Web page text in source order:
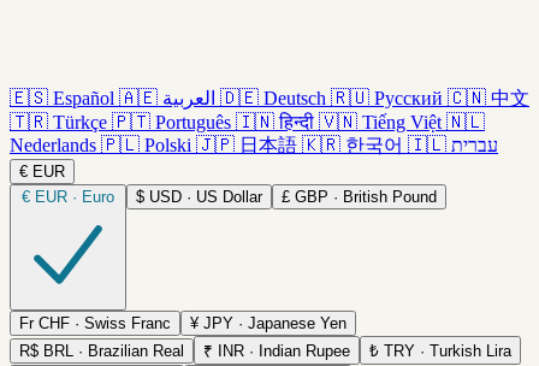
🇪🇸 Español 🇦🇪 العربية 🇩🇪 Deutsch 🇷🇺 Русский 🇨🇳 中文
🇹🇷 Türkçe 🇵🇹 Português 🇮🇳 हिन्दी 🇻🇳 Tiếng Việt 🇳🇱
Nederlands 🇵🇱 Polski 🇯🇵 日本語 🇰🇷 한국어 🇮🇱 עברית
€ EUR
€ EUR · Euro $ USD · US Dollar £ GBP · British Pound
Fr CHF · Swiss Franc ¥ JPY · Japanese Yen
R$ BRL · Brazilian Real ₹ INR · Indian Rupee ₺ TRY · Turkish Lira